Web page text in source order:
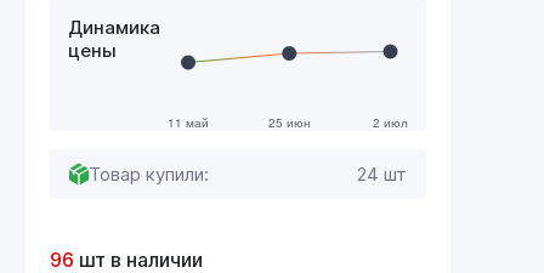
Динамика
цены
Товар купили: 24 шт
96 шт в наличии